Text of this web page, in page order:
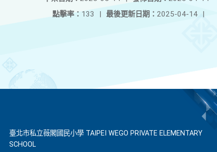
最後更新日期： 2025-04-14 |
點擊率： 133 |
臺北市私立薇閣國民小學 TAIPEI WEGO PRIVATE ELEMENTARY
SCHOOL